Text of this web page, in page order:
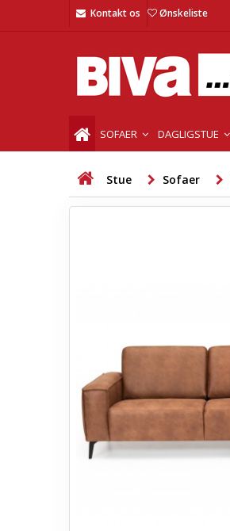
Kontakt os Ønskeliste
SOFAER DAGLIGSTUE
Stue Sofaer